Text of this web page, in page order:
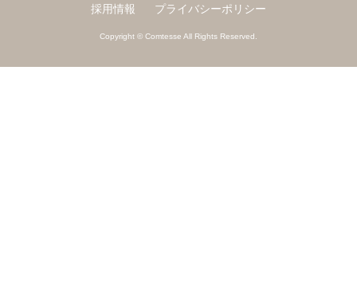
Copyright © Comtesse All Rights Reserved.
採用情報 プライバシーポリシー